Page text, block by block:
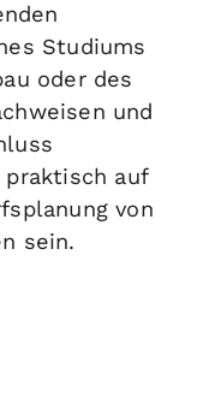
Studiums
oder des
und
auf
von
sein.